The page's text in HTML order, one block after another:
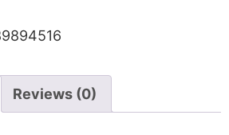
Reviews (0)